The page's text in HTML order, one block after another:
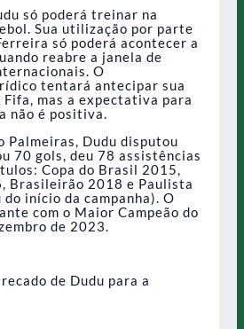
só poderá treinar na
Sua utilização por parte
só poderá acontecer a
reabre a janela de
O
tentará antecipar sua
mas a expectativa para
não é positiva.
Palmeiras, Dudu disputou
70 gols, deu 78 assistências
Copa do Brasil 2015,
Brasileirão 2018 e Paulista
início da campanha). O
com o Maior Campeão do
de 2023.
de Dudu para a